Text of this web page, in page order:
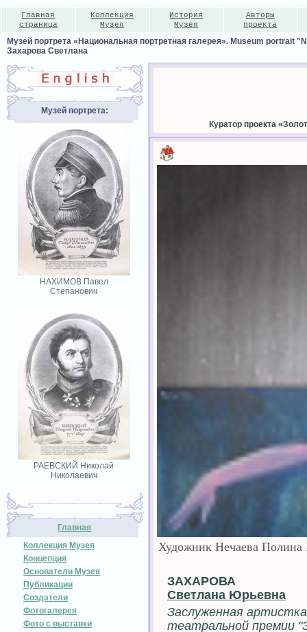
Главная
страница
Коллекция
Музея
История
Музея
Авторы
проекта
Музей портрета «Национальная портретная галерея». Museum portrait
Захарова Светлана
Музей портрета:
НАХИМОВ Павел
Степанович
РАЕВСКИЙ Николай
Николаевич
Главная
Коллекция Музея
Концепция
Основатели Музея
Публикации
Создатели
Фотогалерея
Фото с выставки
Куратор проекта
Художник Нечаева Полина
ЗАХАРОВА
Светлана Юрьевна
Заслуженная
театральной премии